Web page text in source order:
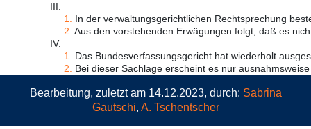
III.
1.
In der verwaltungsgerichtlichen Rechtsprechung
2. Aus den vorstehenden Erwägungen folgt, daß es
IV.
1.
Das Bundesverfassungsgericht hat wiederholt
2.
Bei dieser Sachlage erscheint es nur
Bearbeitung, zuletzt am 14.12.2023, durch: Sabrina
Gautschi, A. Tschentscher